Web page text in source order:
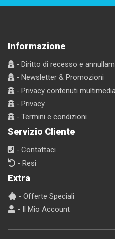
Informazione
- Diritto di recesso e
- Newsletter & Promozioni
- Privacy contenuti
- Privacy
- Termini e condizioni
Servizio Cliente
- Contattaci
- Resi
Extra
- Offerte Speciali
- Il Mio Account